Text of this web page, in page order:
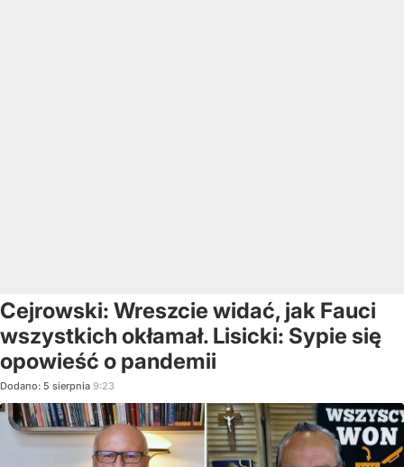
Cejrowski: Wreszcie widać, jak Fauci
wszystkich okłamał. Lisicki: Sypie się
opowieść o pandemii
Dodano: 5 sierpnia 9:23